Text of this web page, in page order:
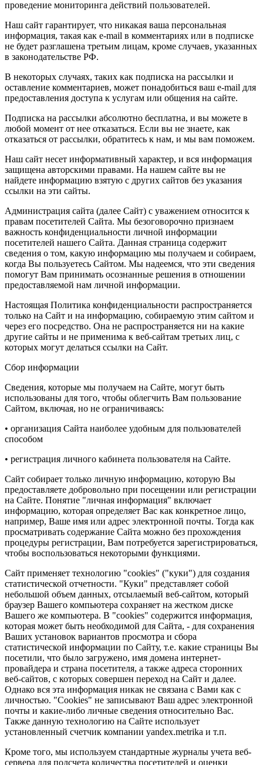
проведение мониторинга действий пользователей.
Наш сайт гарантирует, что никакая ваша персональная
информация, такая как e-mail в комментариях или в подписке
не будет разглашена третьим лицам, кроме случаев, указанных
в законодательстве РФ.
В некоторых случаях, таких как подписка на рассылки и
оставление комментариев, может понадобиться ваш e-mail для
предоставления доступа к услугам или общения на сайте.
Подписка на рассылки абсолютно бесплатна, и вы можете в
любой момент от нее отказаться. Если вы не знаете, как
отказаться от рассылки, обратитесь к нам, и мы вам поможем.
Наш сайт несет информативный характер, и вся информация
защищена авторскими правами. На нашем сайте вы не
найдете информацию взятую с других сайтов без указания
ссылки на эти сайты.
Администрация сайта (далее Сайт) с уважением относится к
правам посетителей Сайта. Мы безоговорочно признаем
важность конфиденциальности личной информации
посетителей нашего Сайта. Данная страница содержит
сведения о том, какую информацию мы получаем и собираем,
когда Вы пользуетесь Сайтом. Мы надеемся, что эти сведения
помогут Вам принимать осознанные решения в отношении
предоставляемой нам личной информации.
Настоящая Политика конфиденциальности распространяется
только на Сайт и на информацию, собираемую этим сайтом и
через его посредство. Она не распространяется ни на какие
другие сайты и не применима к веб-сайтам третьих лиц, с
которых могут делаться ссылки на Сайт.
Сбор информации
Сведения, которые мы получаем на Сайте, могут быть
использованы для того, чтобы облегчить Вам пользование
Сайтом, включая, но не ограничиваясь:
• организация Сайта наиболее удобным для пользователей
способом
• регистрация личного кабинета пользователя на Сайте.
Сайт собирает только личную информацию, которую Вы
предоставляете добровольно при посещении или регистрации
на Сайте. Понятие "личная информация" включает
информацию, которая определяет Вас как конкретное лицо,
например, Ваше имя или адрес электронной почты. Тогда как
просматривать содержание Сайта можно без прохождения
процедуры регистрации, Вам потребуется зарегистрироваться,
чтобы воспользоваться некоторыми функциями.
Сайт применяет технологию "cookies" ("куки") для создания
статистической отчетности. "Куки" представляет собой
небольшой объем данных, отсылаемый веб-сайтом, который
браузер Вашего компьютера сохраняет на жестком диске
Вашего же компьютера. В "cookies" содержится информация,
которая может быть необходимой для Сайта, - для сохранения
Ваших установок вариантов просмотра и сбора
статистической информации по Сайту, т.е. какие страницы Вы
посетили, что было загружено, имя домена интернет-
провайдера и страна посетителя, а также адреса сторонних
веб-сайтов, с которых совершен переход на Сайт и далее.
Однако вся эта информация никак не связана с Вами как с
личностью. "Cookies" не записывают Ваш адрес электронной
почты и какие-либо личные сведения относительно Вас.
Также данную технологию на Сайте использует
установленный счетчик компании yandex.metrika и т.п.
Кроме того, мы используем стандартные журналы учета веб-
сервера для подсчета количества посетителей и оценки